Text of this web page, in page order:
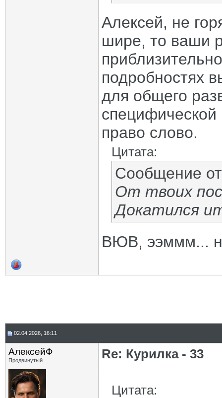
Алексей, не
шире, то ваши
подробностях
для общего
специфической
право слово.
Цитата:
Сообщение
От твоих
Докатился
ВЮВ, ээммм...
02.04.2026, 16:11
АлексейФ
Продвинутый Re: Курилка - 33
Цитата: